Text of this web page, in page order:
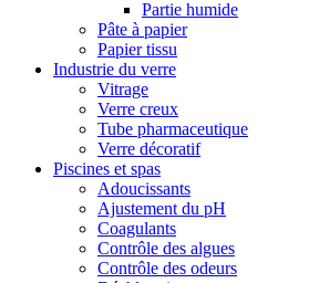
Partie humide
Pâte à papier
Papier tissu
Industrie du verre
Vitrage
Verre creux
Tube pharmaceutique
Verre décoratif
Piscines et spas
Adoucissants
Ajustement du pH
Coagulants
Contrôle des algues
Contrôle des odeurs